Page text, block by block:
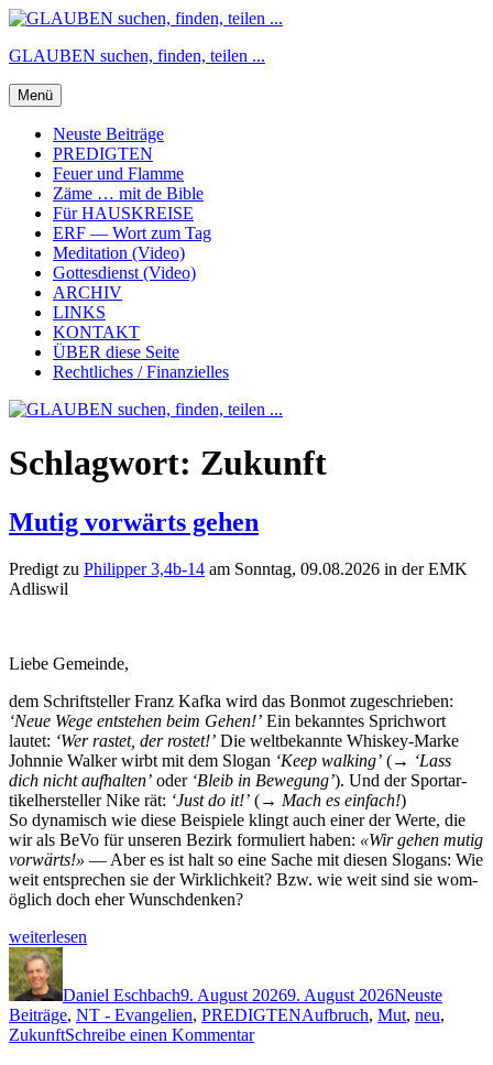
Zum
springen
GLAUBEN suchen, finden, teilen ...
Menü
Neuste Beiträge
PREDIGTEN
Feuer und Flamme
Zäme … mit de Bible
Für HAUSKREISE
ERF — Wort zum Tag
Meditation (Video)
Gottesdienst (Video)
ARCHIV
LINKS
KONTAKT
ÜBER diese Seite
Rechtliches / Finanzielles
Schlagwort: Zukunft
Mutig vorwärts gehen
Predigt zu Philip­per 3,4b-14 am Son­ntag, 09.08.2026 in der EMK
Adliswil
Liebe Gemeinde,
dem Schrift­steller Franz Kaf­ka wird das Bon­mot zugeschrieben:
‘Neue Wege entste­hen beim Gehen!’ Ein bekan­ntes Sprich­wort
lautet: ‘Wer rastet, der ros­tet!’ Die welt­bekan­nte Whiskey-Marke
John­nie Walk­er wirbt mit dem Slo­gan ‘Keep walk­ing’ (→ ‘Lass
dich nicht aufhal­ten’ oder ‘Bleib in Bewe­gung’). Und der Sportar­
tikel­her­steller Nike rät: ‘Just do it!’ (→ Mach es ein­fach!)
So dynamisch wie diese Beispiele klingt auch ein­er der Werte, die
wir als BeVo für unseren Bezirk for­muliert haben: «Wir gehen mutig
vor­wärts!» — Aber es ist halt so eine Sache mit diesen Slo­gans: Wie
weit entsprechen sie der Wirk­lichkeit? Bzw. wie weit sind sie wom­
öglich doch eher Wunschdenken?
„Mutig
vor­
wärts
gehen“
weit­er­lesen
Autor
Daniel Eschbach9. August 20269. August 2026Neuste
Beiträge, NT - Evangelien, PREDIGTENSchlagwörter
Aufbruch, Mut, neu,
ZukunftSchreibe einen Kommentarzu